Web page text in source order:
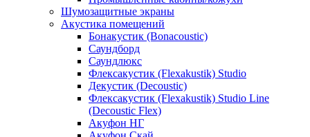
Шумозащитные экраны
Акустика помещений
Бонакустик (Bonacoustic)
Саундборд
Саундлюкс
Флексакустик (Flexakustik) Studio
Декустик (Decoustic)
Флексакустик (Flexakustik) Studio Line
(Decoustic Flex)
Акуфон НГ